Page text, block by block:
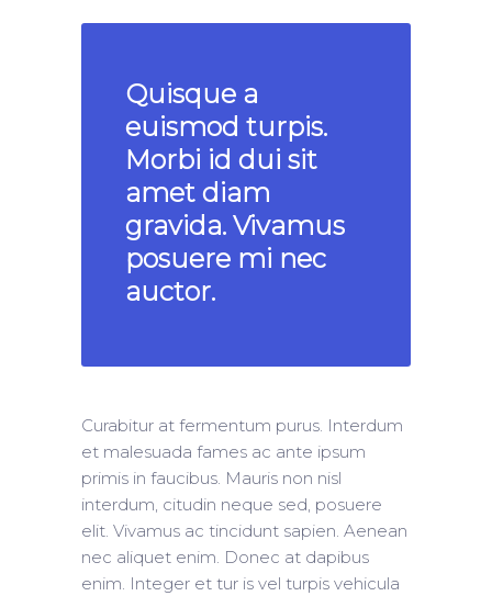
Quisque a
euismod turpis.
Morbi id dui sit
amet diam
gravida. Vivamus
posuere mi nec
auctor.
Curabitur at fermentum purus. Interdum
et malesuada fames ac ante ipsum
primis in faucibus. Mauris non nisl
interdum, citudin neque sed, posuere
elit. Vivamus ac tincidunt sapien. Aenean
nec aliquet enim. Donec at dapibus
enim. Integer et tur is vel turpis vehicula